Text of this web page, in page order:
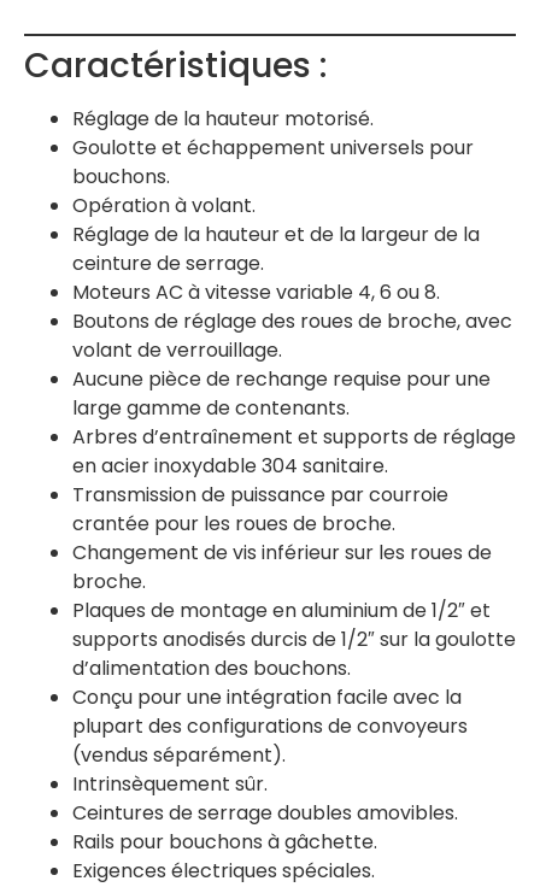
Caractéristiques :
Réglage de la hauteur motorisé.
Goulotte et échappement universels pour
bouchons.
Opération à volant.
Réglage de la hauteur et de la largeur de la
ceinture de serrage.
Moteurs AC à vitesse variable 4, 6 ou 8.
Boutons de réglage des roues de broche, avec
volant de verrouillage.
Aucune pièce de rechange requise pour une
large gamme de contenants.
Arbres d’entraînement et supports de réglage
en acier inoxydable 304 sanitaire.
Transmission de puissance par courroie
crantée pour les roues de broche.
Changement de vis inférieur sur les roues de
broche.
Plaques de montage en aluminium de 1/2″ et
supports anodisés durcis de 1/2″ sur la goulotte
d’alimentation des bouchons.
Conçu pour une intégration facile avec la
plupart des configurations de convoyeurs
(vendus séparément).
Intrinsèquement sûr.
Ceintures de serrage doubles amovibles.
Rails pour bouchons à gâchette.
Exigences électriques spéciales.